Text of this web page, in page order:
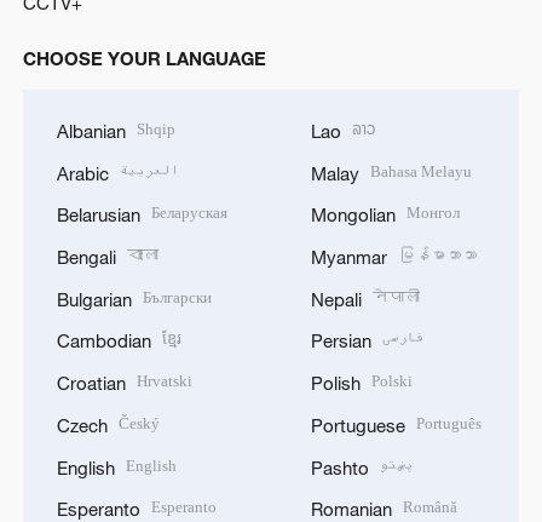
CHOOSE YOUR LANGUAGE
Albanian Shqip
Arabic العربية
Belarusian Беларуская
Bengali বাংলা
Bulgarian Български
Cambodian ខ្មែរ
Croatian Hrvatski
Czech Český
English English
Esperanto Esperanto
Lao ລາວ
Malay Bahasa Melayu
Mongolian Монгол
Myanmar မြန်မာဘာသာ
Nepali नेपाली
Persian فارسی
Polish Polski
Portuguese Português
Pashto پښتو
Romanian Română